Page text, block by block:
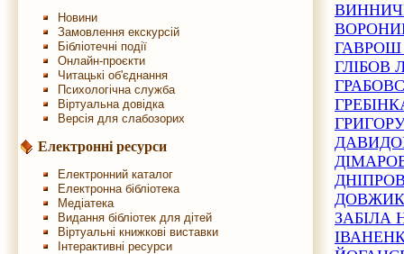
Новини
Замовлення екскурсій
Бібліотечні події
Онлайн-проєкти
Читацькі об'єднання
Психологічна служба
Віртуальна довідка
Версія для слабозорих
Електронні ресурси
Електронний каталог
Електронна бібліотека
Медіатека
Видання бібліотек для дітей
Віртуальні книжкові виставки
Інтерактивні ресурси
ГЛІБОВ
ЗАБІЛА